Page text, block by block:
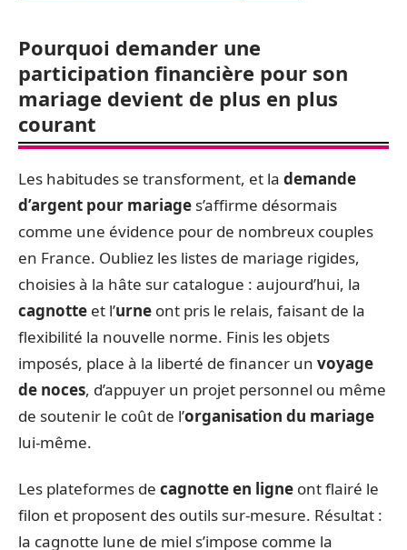
Pourquoi demander une
participation financière pour son
mariage devient de plus en plus
courant
Les habitudes se transforment, et la demande
d’argent pour mariage s’affirme désormais
comme une évidence pour de nombreux couples
en France. Oubliez les listes de mariage rigides,
choisies à la hâte sur catalogue : aujourd’hui, la
cagnotte et l’urne ont pris le relais, faisant de la
flexibilité la nouvelle norme. Finis les objets
imposés, place à la liberté de financer un voyage
de noces, d’appuyer un projet personnel ou même
de soutenir le coût de l’organisation du mariage
lui-même.
Les plateformes de cagnotte en ligne ont flairé le
filon et proposent des outils sur-mesure. Résultat :
la cagnotte lune de miel s’impose comme la